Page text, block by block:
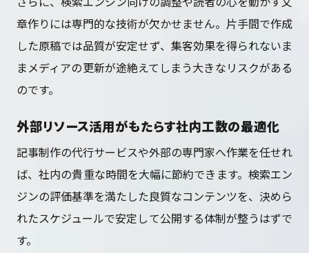
章作りには専門的な技術が欠かせません。片手間で作成
した原稿では品質が安定せず、集客効果を得られないま
まメディアの更新が途絶えてしまう大きなリスクがある
のです。
外部リソース活用がもたらす社内工数の最適化
記事制作の代行サービスや外部の専門家へ作業を任せれ
ば、社内の貴重な時間を大幅に節約できます。検索エン
ジンの評価基準を満たした良質なコンテンツを、決めら
れたスケジュールで安定して公開する体制が整うはずで
す。